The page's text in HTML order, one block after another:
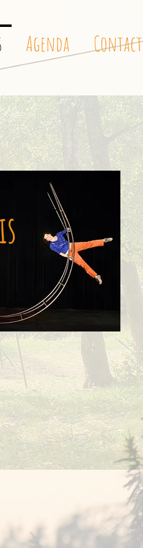
Agenda Contact